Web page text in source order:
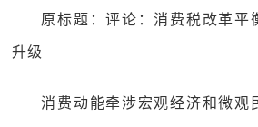
原标题：评论：消费税改革平
升级
消费动能牵涉宏观经济和微观